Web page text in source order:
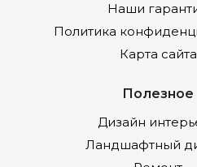
Наши
Политика
Карта сайта
Полезное
Дизайн
Ландшафтный